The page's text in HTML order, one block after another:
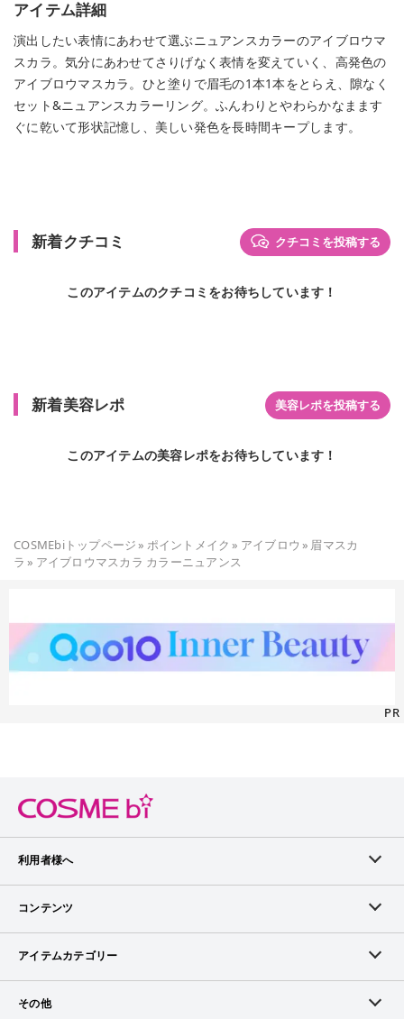
アイテム詳細
演出したい表情にあわせて選ぶニュアンスカラーのアイブロウマ
スカラ。気分にあわせてさりげなく表情を変えていく、高発色の
アイブロウマスカラ。ひと塗りで眉毛の1本1本をとらえ、隙なく
セット&ニュアンスカラーリング。ふんわりとやわらかなまます
ぐに乾いて形状記憶し、美しい発色を長時間キープします。
新着クチコミ クチコミを投稿する
このアイテムのクチコミをお待ちしています！
新着美容レポ 美容レポを投稿する
このアイテムの美容レポをお待ちしています！
COSMEbiトップページ» ポイントメイク » アイブロウ » 眉マスカ
ラ » アイブロウマスカラ カラーニュアンス
PR
利用者様へ
メンバーログイン
メンバー会員について
コンテンツ
ランキング
アイテムカテゴリー
スキンケア
その他